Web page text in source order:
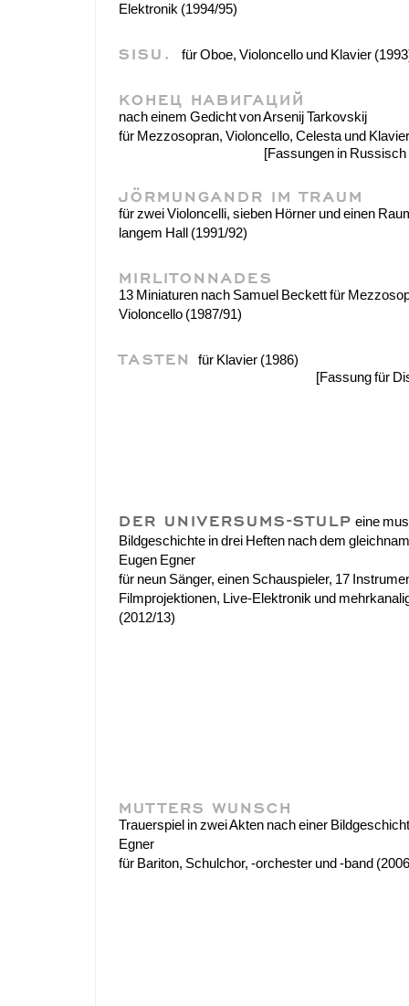
Elektronik (1994/95)
SISU. für Oboe, Violoncello und Klavier
КОНЕЦ НАВИГАЦИЙ
nach einem Gedicht von Arsenij Tarkovskij
für Mezzosopran, Violoncello, Celesta und
[Fassungen in
JÖRMUNGANDR IM TRAUM
für zwei Violoncelli, sieben Hörner und einen
langem Hall (1991/92)
MIRLITONNADES
13 Miniaturen nach Samuel Beckett für
Violoncello (1987/91)
TASTEN
für Klavier (1986)
[Fassung für
DER UNIVERSUMS-STULP eine
Bildgeschichte in drei Heften nach dem
Eugen Egner
für neun Sänger, einen Schauspieler, 17
Filmprojektionen, Live-Elektronik und
(2012/13)
MUTTERS WUNSCH
Trauerspiel in zwei Akten nach einer
Egner
für Bariton, Schulchor, -orchester und -band